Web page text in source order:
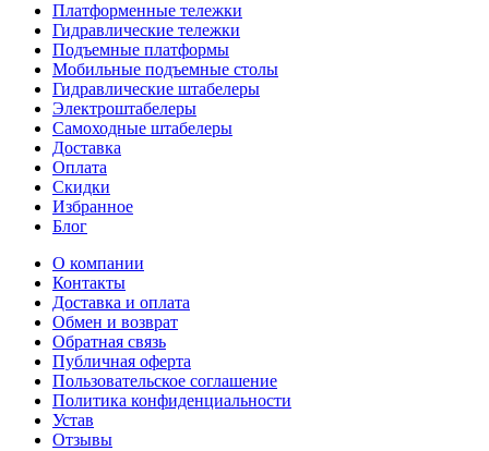
Платформенные тележки
Гидравлические тележки
Подъемные платформы
Мобильные подъемные столы
Гидравлические штабелеры
Электроштабелеры
Самоходные штабелеры
Доставка
Оплата
Скидки
Избранное
Блог
О компании
Контакты
Доставка и оплата
Обмен и возврат
Обратная связь
Публичная оферта
Пользовательское соглашение
Политика конфиденциальности
Устав
Отзывы